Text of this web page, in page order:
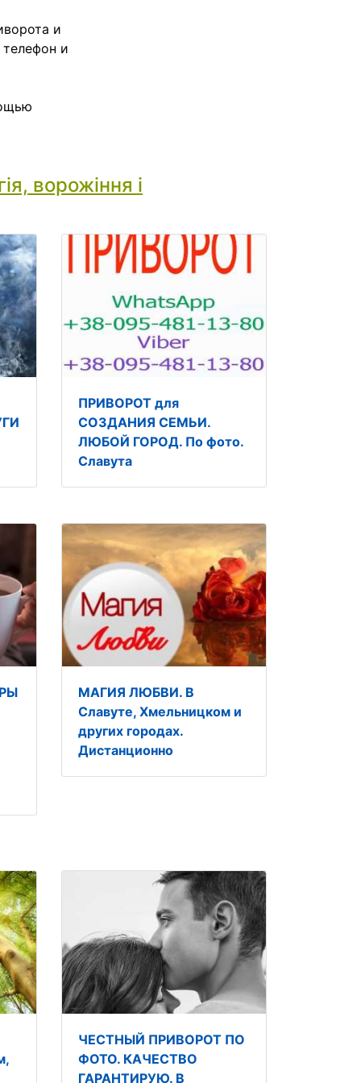
и
и
ворожіння і
ПРИВОРОТ для
СОЗДАНИЯ СЕМЬИ.
ЛЮБОЙ ГОРОД. По фото.
Славута
МАГИЯ ЛЮБВИ. В
Славуте, Хмельницком и
других городах.
Дистанционно
ЧЕСТНЫЙ ПРИВОРОТ ПО
ФОТО. КАЧЕСТВО
ГАРАНТИРУЮ. В